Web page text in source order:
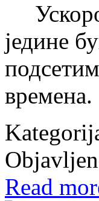
Ускоро
једине
времена.
Read